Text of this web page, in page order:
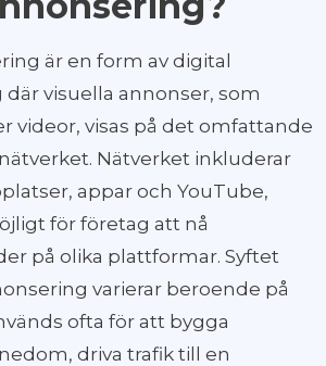
är en form av digital
visuella annonser, som
videor, visas på det omfattande
Nätverket inkluderar
appar och YouTube,
för företag att nå
på olika plattformar. Syftet
varierar beroende på
ofta för att bygga
driva trafik till en